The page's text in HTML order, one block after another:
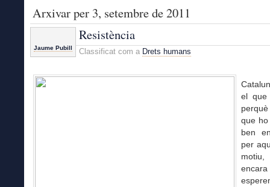
Arxivar per 3, setembre de 2011
Jaume Pubill
Resistència
Classificat com a Drets humans
el que
que
ben
per